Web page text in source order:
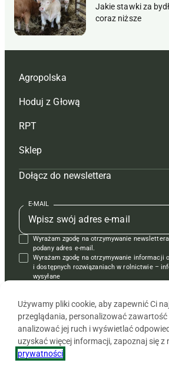
Jakie stawki za
coraz niższe
Agropolska
Redakcja
Reklama
Tagi
Mapa serwisu
Kontakt
Regulamin
Polityka prywatności
Hoduj z Głową
Hoduj z głową bydło
Hoduj z głową świnie
Prenumerata
Redakcja
Kontakt
Reklama
RPT
Redakcja
Prenumerata
Reklama
Kontakt
Krzyżówki
Sklep
Czasopisma i prenumerata
Książki
Regulamin
Dołącz do newslettera
E-MAIL
Wyrażam zgodę na otrzymywanie
podany adres e-mail.
Wyrażam zgodę na otrzymywanie informacji
i dostępnych rozwiązaniach w rolnictwie –
wysyłane
Używamy pliki cookie, aby zapewnić Ci
przeglądania, personalizować zawartość
analizować jej ruch i wyświetlać
uzyskać więcej informacji, zapoznaj się z
prywatności